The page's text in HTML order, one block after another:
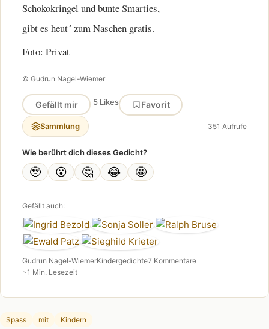
Schokokringel und bunte Smarties,
gibt es heut´ zum Naschen gratis.
Foto: Privat
© Gudrun Nagel-Wiemer
Gefällt mir 5 Likes Favorit
Sammlung 351 Aufrufe
Wie berührt dich dieses Gedicht?
🥹 😮 🤔 😂 🤩
Gefällt auch:
Gudrun Nagel-WiemerKindergedichte7 Kommentare
~1 Min. Lesezeit
Spass mit Kindern